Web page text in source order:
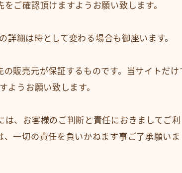
ご確認頂けますようお願い致します。
細は時として変わる場合も御座います。
販売元が保証するものです。当サイトだけ
ようお願い致します。
、お客様のご判断と責任におきましてご利
一切の責任を負いかねます事ご了承願いま